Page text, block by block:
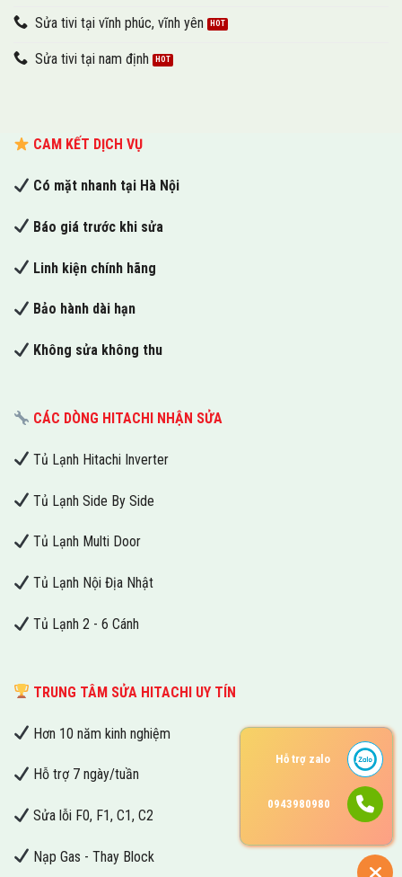
Sửa tivi tại vĩnh phúc, vĩnh yên
Sửa tivi tại nam định
CAM KẾT DỊCH VỤ
Có mặt nhanh tại Hà Nội
Báo giá trước khi sửa
Linh kiện chính hãng
Bảo hành dài hạn
Không sửa không thu
CÁC DÒNG HITACHI NHẬN SỬA
Tủ Lạnh Hitachi Inverter
Tủ Lạnh Side By Side
Tủ Lạnh Multi Door
Tủ Lạnh Nội Địa Nhật
Tủ Lạnh 2 - 6 Cánh
TRUNG TÂM SỬA HITACHI UY TÍN
Hơn 10 năm kinh nghiệm
Hỗ trợ 7 ngày/tuần
Sửa lỗi F0, F1, C1, C2
Nạp Gas - Thay Block
Hỗ trợ zalo
0943980980